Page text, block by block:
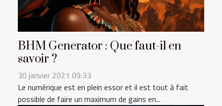
BHM Generator : Que faut-il en
savoir ?
30 janvier 2021 09:33
Le numérique est en plein essor et il est tout à fait
possible de faire un maximum de gains en...